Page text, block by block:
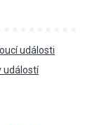
události
událostí